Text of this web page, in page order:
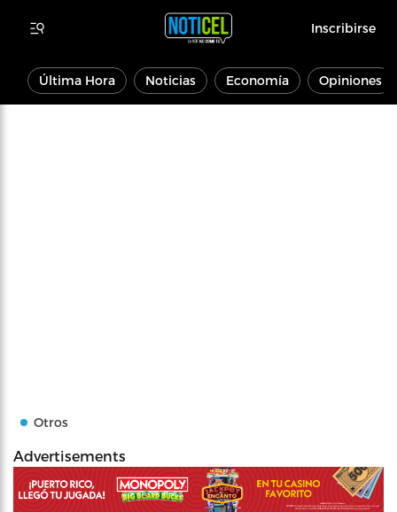
Inscribirse
Última Hora Noticias Economía Opiniones
Otros
Advertisements